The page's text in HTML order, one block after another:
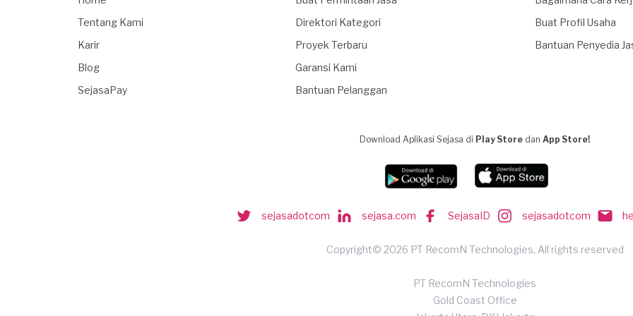
Tentang Kami
Karir
Blog
SejasaPay
Direktori Kategori
Proyek Terbaru
Garansi Kami
Bantuan Pelanggan
Buat Profil Usaha
Bantuan Penyedia
Download Aplikasi Sejasa di Play Store dan App Store!
sejasadotcom sejasa.com SejasaID sejasadotcom
Copyright© 2026 PT RecomN Technologies, All rights reserved
PT RecomN Technologies
Gold Coast Office